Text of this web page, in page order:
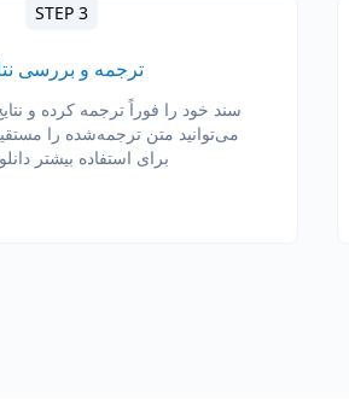
STEP 3
ترجمه و بررسی
سند خود را فوراً ترجمه کرده و
می‌توانید متن ترجمه‌شده را
برای استفاده بیشتر